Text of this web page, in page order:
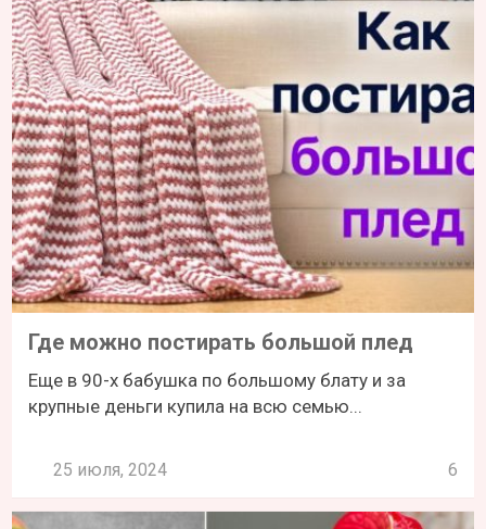
Где можно постирать большой плед
Еще в 90-х бабушка по большому блату и за
крупные деньги купила на всю семью...
25 июля, 2024 6